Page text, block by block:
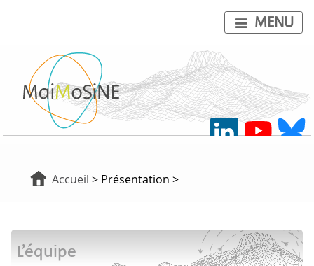
MENU
Accueil > Présentation >
L’équipe